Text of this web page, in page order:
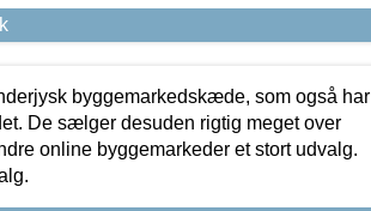
byggemarkedskæde, som også har
De sælger desuden rigtig meget over
online byggemarkeder et stort udvalg.